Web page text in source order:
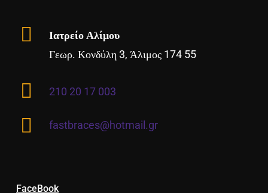
Ιατρείο Αλίμου
Γεωρ. Κονδύλη 3, Άλιμος 174 55
210 20 17 003
fastbraces@hotmail.gr
FaceBook